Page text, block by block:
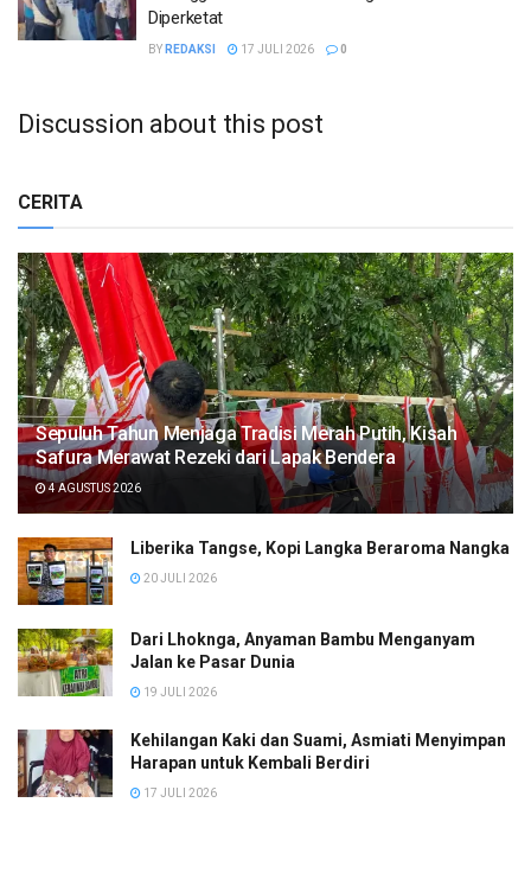
Diperketat
BY REDAKSI 17 JULI 2026 0
Discussion about this post
CERITA
Sepuluh Tahun Menjaga Tradisi Merah Putih, Kisah
Safura Merawat Rezeki dari Lapak Bendera
4 AGUSTUS 2026
Liberika Tangse, Kopi Langka Beraroma Nangka
20 JULI 2026
Dari Lhoknga, Anyaman Bambu Menganyam
Jalan ke Pasar Dunia
19 JULI 2026
Kehilangan Kaki dan Suami, Asmiati Menyimpan
Harapan untuk Kembali Berdiri
17 JULI 2026